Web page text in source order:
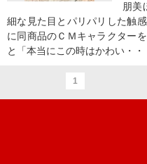
朋
細な見た目とパリパリした触
に同商品のＣＭキャラクター
と「本当にこの時はかわい・・
1